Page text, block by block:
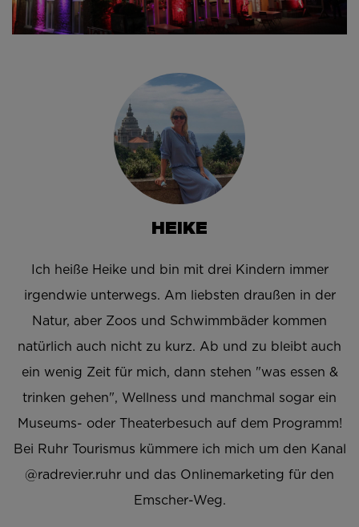
HEIKE
Ich heiße Heike und bin mit drei Kindern immer
irgendwie unterwegs. Am liebsten draußen in der
Natur, aber Zoos und Schwimmbäder kommen
natürlich auch nicht zu kurz. Ab und zu bleibt auch
ein wenig Zeit für mich, dann stehen "was essen &
trinken gehen", Wellness und manchmal sogar ein
Museums- oder Theaterbesuch auf dem Programm!
Bei Ruhr Tourismus kümmere ich mich um den Kanal
@radrevier.ruhr und das Onlinemarketing für den
Emscher-Weg.